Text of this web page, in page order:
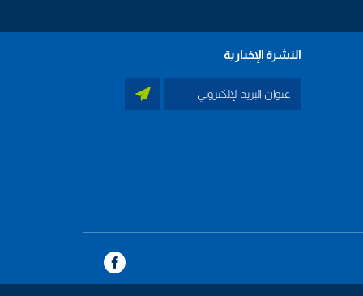
النشرة الإخبارية